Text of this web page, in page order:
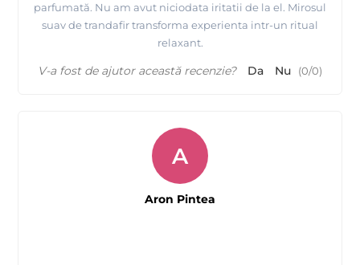
parfumată. Nu am avut niciodata iritatii de la el. Mirosul
suav de trandafir transforma experienta intr-un ritual
relaxant.
V-a fost de ajutor această recenzie? Da Nu (0/0)
A
Aron Pintea